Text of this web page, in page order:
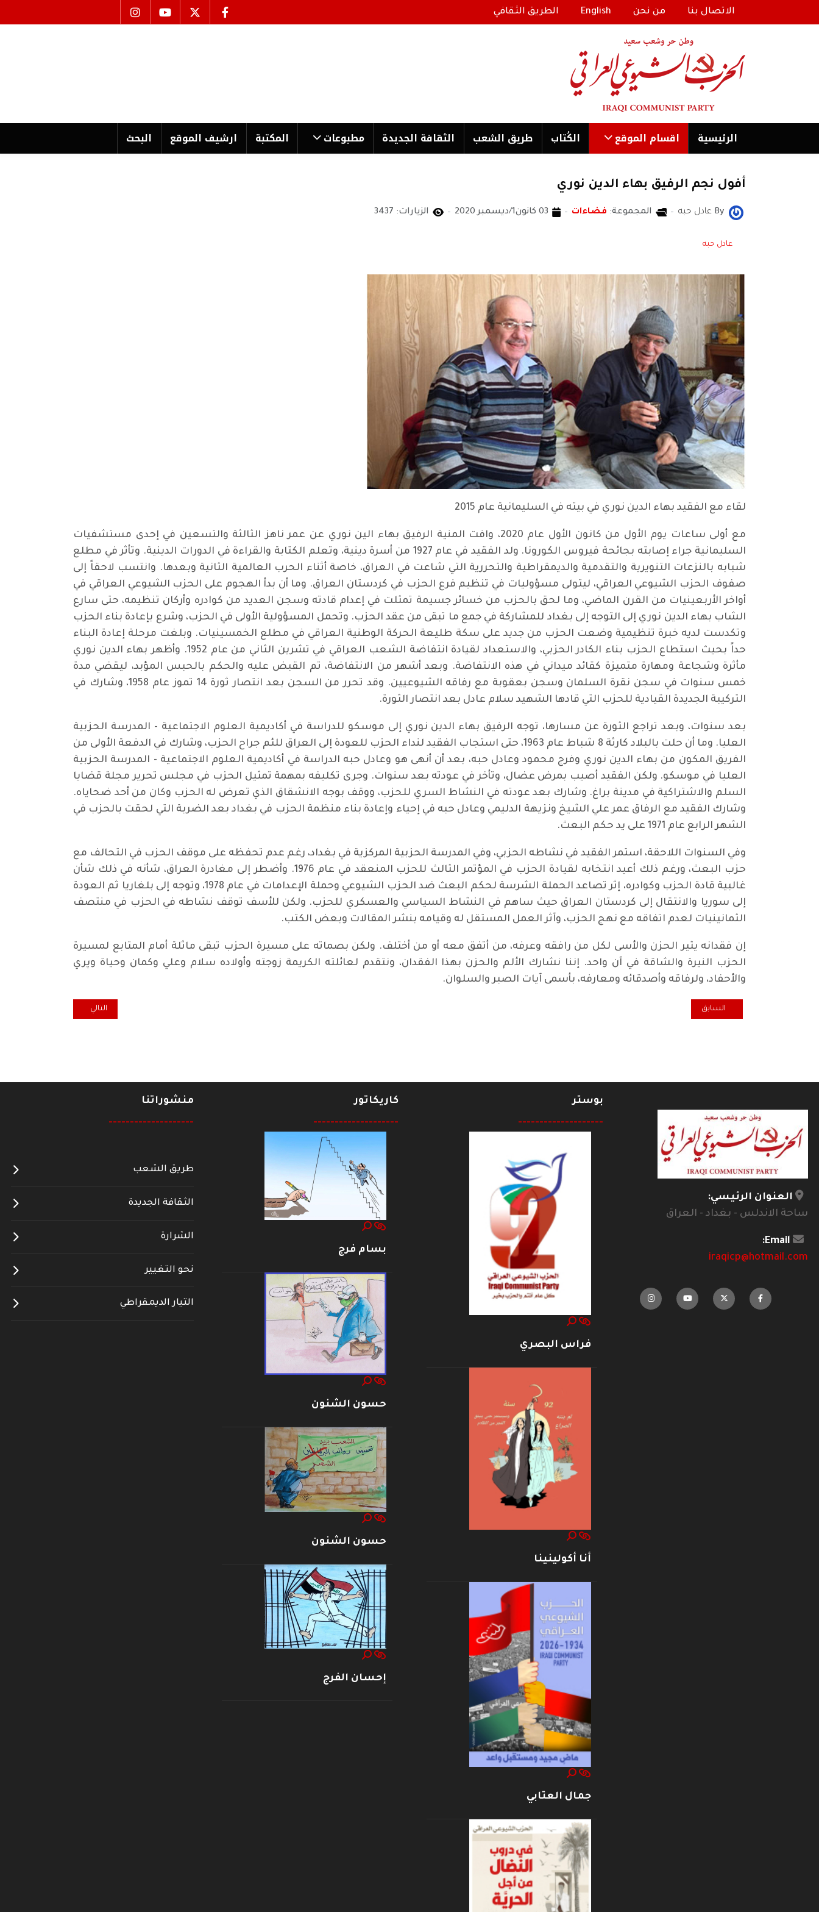
الاتصال بنا من نحن English الطريق الثقافي
الرئیسية اقسام الموقع الكُتاب طریق الشعب الثقافة الجدیدة مطبوعات المكتبة ارشیف الموقع البحث
أفول نجم الرفيق بهاء الدين نوري
By عادل حبه المجموعة: فضاءات 03 كانون1/ديسمبر 2020 الزيارات: 3437
عادل حبه
لقاء مع الفقيد بهاء الدين نوري في بيته في السليمانية عام 2015
مع أولى ساعات يوم الأول من كانون الأول عام 2020، وافت المنية الرفيق بهاء الين نوري عن عمر ناهز الثالثة والتسعين في إحدى مستشفيات
السليمانية جراء إصابته بجائحة فيروس الكورونا. ولد الفقيد في عام 1927 من أسرة دينية، وتعلم الكتابة والقراءة في الدورات الدينية. وتأثر في مطلع
شبابه بالنزعات التنويرية والتقدمية والديمقراطية والتحررية التي شاعت في العراق، خاصة أثناء الحرب العالمية الثانية وبعدها. وانتسب لاحقاً إلى
صفوف الحزب الشيوعي العراقي، ليتولى مسؤوليات في تنظيم فرع الحزب في كردستان العراق. وما أن بدأ الهجوم على الحزب الشيوعي العراقي في
أواخر الأربعينيات من القرن الماضي، وما لحق بالحزب من خسائر جسيمة تمثلت في إعدام قادته وسجن العديد من كوادره وأركان تنظيمه، حتى سارع
الشاب بهاء الدين نوري إلى التوجه إلى بغداد للمشاركة في جمع ما تبقى من عقد الحزب. وتحمل المسؤولية الأولى في الحزب، وشرع بإعادة بناء الحزب
وتكدست لديه خبرة تنظيمية وضعت الحزب من جديد على سكة طليعة الحركة الوطنية العراقي في مطلع الخمسينيات. وبلغت مرحلة إعادة البناء
حداً بحيث استطاع الحزب بناء الكادر الحزبي، والاستعداد لقيادة انتفاضة الشعب العراقي في تشرين الثاني من عام 1952. وأظهر بهاء الدين نوري
مأثرة وشجاعة ومهارة متميزة كقائد ميداني في هذه الانتفاضة. وبعد أشهر من الانتفاضة، تم القبض عليه والحكم بالحبس المؤبد، ليقضي مدة
خمس سنوات في سجن نقرة السلمان وسجن بعقوبة مع رفاقه الشيوعيين. وقد تحرر من السجن بعد انتصار ثورة 14 تموز عام 1958، وشارك في
التركيبة الجديدة القيادية للحزب التي قادها الشهيد سلام عادل بعد انتصار الثورة.
بعد سنوات، وبعد تراجع الثورة عن مسارها، توجه الرفيق بهاء الدين نوري إلى موسكو للدراسة في أكاديمية العلوم الاجتماعية - المدرسة الحزبية
العليا. وما أن حلت بالبلاد كارثة 8 شباط عام 1963، حتى استجاب الفقيد لنداء الحزب للعودة إلى العراق للئم جراح الحزب، وشارك في الدفعة الأولى من
الفريق المكون من بهاء الدين نوري وفرج محمود وعادل حبه، بعد أن أنهى هو وعادل حبه الدراسة في أكاديمية العلوم الاجتماعية - المدرسة الحزبية
العليا في موسكو. ولكن الفقيد أصيب بمرض عضال، وتأخر في عودته بعد سنوات. وجرى تكليفه بمهمة تمثيل الحزب في مجلس تحرير مجلة قضايا
السلم والاشتراكية في مدينة براغ. وشارك بعد عودته في النشاط السري للحزب، ووقف بوجه الانشقاق الذي تعرض له الحزب وكان من أحد ضحاياه.
وشارك الفقيد مع الرفاق عمر علي الشيخ ونزيهة الدليمي وعادل حبه في إحياء وإعادة بناء منظمة الحزب في بغداد بعد الضربة التي لحقت بالحزب في
الشهر الرابع عام 1971 على يد حكم البعث.
وفي السنوات اللاحقة، استمر الفقيد في نشاطه الحزبي، وفي المدرسة الحزبية المركزية في بغداد، رغم عدم تحفظه على موقف الحزب في التحالف مع
حزب البعث، ورغم ذلك أعيد انتخابه لقيادة الحزب في المؤتمر الثالث للحزب المنعقد في عام 1976. وأضطر إلى مغادرة العراق، شأنه في ذلك شأن
غالبية قادة الحزب وكوادره، إثر تصاعد الحملة الشرسة لحكم البعث ضد الحزب الشيوعي وحملة الإعدامات في عام 1978، وتوجه إلى بلغاريا ثم العودة
إلى سوريا والانتقال إلى كردستان العراق حيث ساهم في النشاط السياسي والعسكري للحزب. ولكن للأسف توقف نشاطه في الحزب في منتصف
الثمانينيات لعدم اتفاقه مع نهج الحزب، وآثر العمل المستقل له وقيامه بنشر المقالات وبعض الكتب.
إن فقدانه يثير الحزن والأسى لكل من رافقه وعرفه، من أتفق معه أو من أختلف. ولكن بصماته على مسيرة الحزب تبقى ماثلة أمام المتابع لمسيرة
الحزب النيرة والشاقة في آن واحد. إننا نشارك الألم والحزن بهذا الفقدان، ونتقدم لعائلته الكريمة زوجته وأولاده سلام وعلي وكمان وحياة وپري
والأحفاد، ولرفاقه وأصدقائه ومعارفه، بأسمى آيات الصبر والسلوان.
المقال السابق: حوادث ايام الانصار البيشمه ركة
السابق المقال التالي: لاعبة “الركبي”
التالي
العنوان الرئيسي:
ساحة الاندلس - بغداد - العراق
Email:
iraqicp@hotmail.com
بوستر
--------------------
فراس البصري
أنا أكولينينا
جمال العتابي
كاريكاتور
--------------------
بسام فرج
حسون الشنون
حسون الشنون
إحسان الفرج
منشوراتنا
--------------------
طريق الشعب
الثقافة الجديدة
الشرارة
نحو التغيير
التيار الديمقراطي